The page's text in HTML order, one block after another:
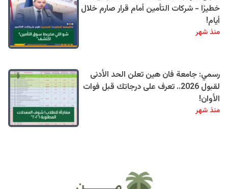
خطيرًا - شركات التأمين أمام قرار صارم خلال
أيام!
منذ شهر
رسمي: جامعة فان هين تعلن الحد الأدنى
لقبول 2026.. تعرف على درجاتك قبل فوات
الأوان!
منذ شهر